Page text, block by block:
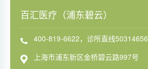
百汇医疗（浦东碧云）
400-819-6622，诊所直线50314656
上海市浦东新区金桥碧云路997号